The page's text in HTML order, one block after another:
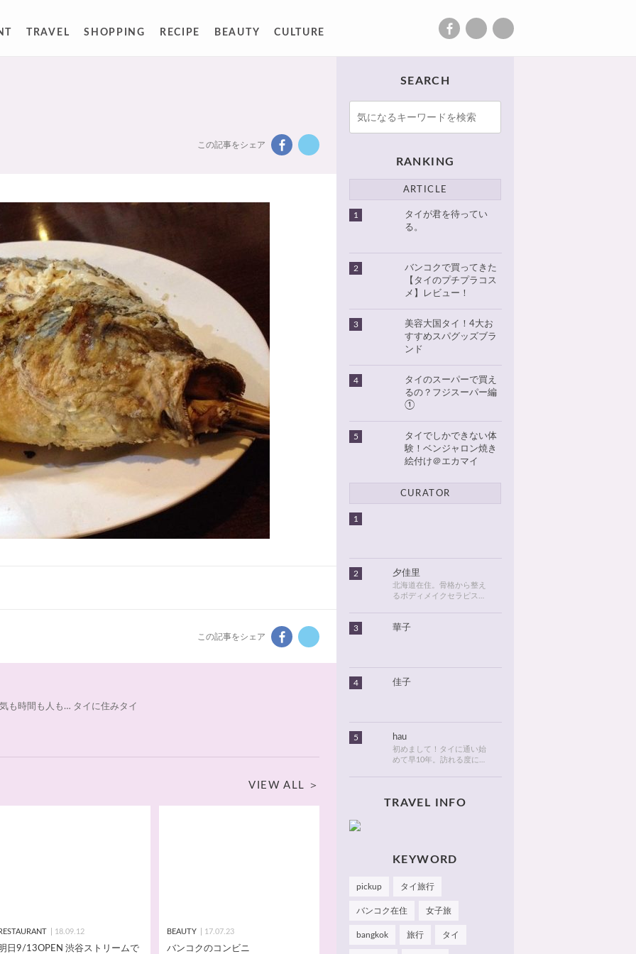
TRAVEL SHOPPING RECIPE BEAUTY CULTURE
この記事をシェア
この記事をシェア
も時間も人も… タイに住みタイ
VIEW ALL
18.09.12
日9/13OPEN 渋谷ストリームで
BEAUTY 17.07.23
バンコクのコンビニ
SEARCH
RANKING
ARTICLE
1
タイが君を待ってい
る。
2
バンコクで買ってきた
【タイのプチプラコス
メ】レビュー！
3
美容大国タイ！4大お
すすめスパグッズブラ
ンド
4
タイのスーパーで買え
るの？フジスーパー編
①
5
タイでしかできない体
験！ベンジャロン焼き
絵付け＠エカマイ
CURATOR
1
2 夕佳里
北海道在住。骨格から整え
るボディメイクセラピスト
てから、タイが大好きにな
に関する情報などを発信し
ます！
3 華子
4 佳子
5 hau
初めまして！タイに通い始
めて早10年。訪れる度に変
店・おしゃれなカフェやレ
たら嬉しいです 🙂 📌
Instagram Hau's Style
TRAVEL INFO
KEYWORD
pickup タイ旅行
バンコク在住 女子旅
bangkok 旅行 タイ